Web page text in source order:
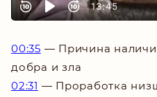
00:35 — Причина
добра и зла
02:31 — Проработка